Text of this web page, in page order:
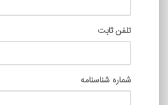
تلفن ثابت
شماره شناسنامه